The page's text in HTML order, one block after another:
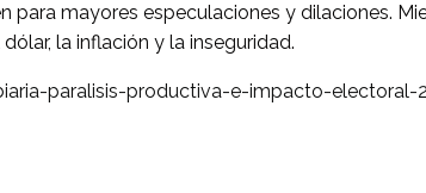
para mayores especulaciones y dilaciones.
la inflación y la inseguridad.
paralisis-productiva-e-impacto-electoral-